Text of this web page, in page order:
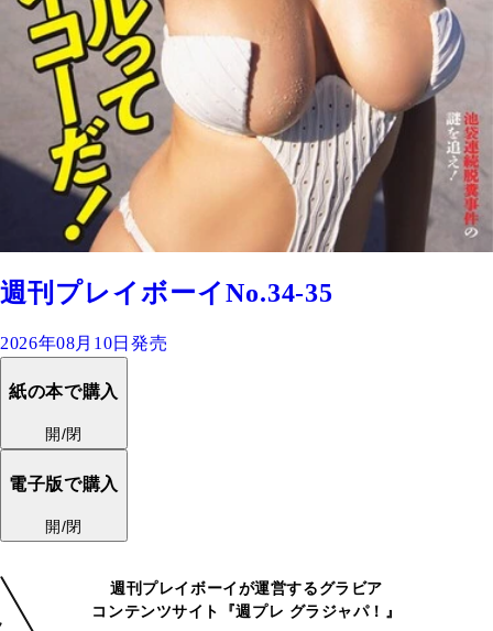
週刊プレイボーイNo.34-35
2026年08月10日発売
紙の本で購入
開/閉
電子版で購入
開/閉
週刊プレイボーイが運営するグラビア
コンテンツサイト『週プレ グラジャパ！』